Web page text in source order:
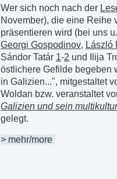
Wer sich noch nach der
November), die eine Reihe
präsentieren wird (bei uns
Georgi Gospodinov, László
Sándor Tatár 1-2 und Ilija
östlichere Gefilde begeben
in Galizien...", mitgestaltet
Woldan bzw. veranstaltet
Galizien und sein
gelegt.
> mehr/more